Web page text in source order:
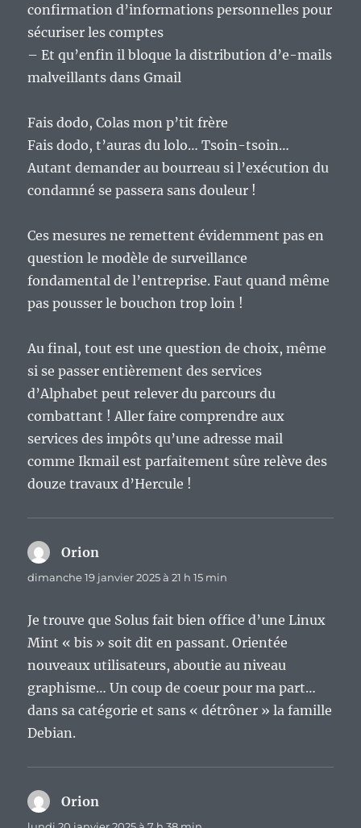
confirmation d’informations personnelles pour
sécuriser les comptes
– Et qu’enfin il bloque la distribution d’e-mails
malveillants dans Gmail
Fais dodo, Colas mon p’tit frère
Fais dodo, t’auras du lolo… Tsoin-tsoin…
Autant demander au bourreau si l’exécution du
condamné se passera sans douleur !
Ces mesures ne remettent évidemment pas en
question le modèle de surveillance
fondamental de l’entreprise. Faut quand même
pas pousser le bouchon trop loin !
Au final, tout est une question de choix, même
si se passer entièrement des services
d’Alphabet peut relever du parcours du
combattant ! Aller faire comprendre aux
services des impôts qu’une adresse mail
comme Ikmail est parfaitement sûre relève des
douze travaux d’Hercule !
Orion
dimanche 19 janvier 2025 à 21 h 15 min
Je trouve que Solus fait bien office d’une Linux
Mint « bis » soit dit en passant. Orientée
nouveaux utilisateurs, aboutie au niveau
graphisme… Un coup de coeur pour ma part…
dans sa catégorie et sans « détrôner » la famille
Debian.
Orion